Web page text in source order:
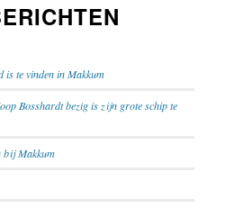
is te vinden in Makkum
Bosshardt bezig is zijn grote schip te
bij Makkum